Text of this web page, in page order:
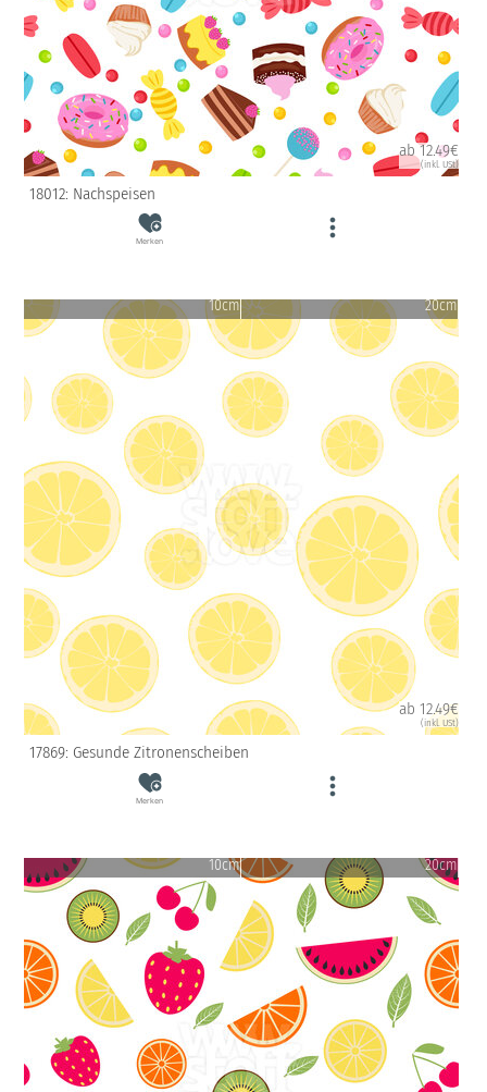
ab 12.49€
(inkl. USt)
18012: Nachspeisen
Merken
10cm 20cm
ab 12.49€
(inkl. USt)
17869: Gesunde Zitronenscheiben
Merken
10cm 20cm